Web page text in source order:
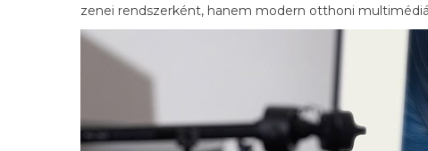
zenei rendszerként, hanem modern otthoni